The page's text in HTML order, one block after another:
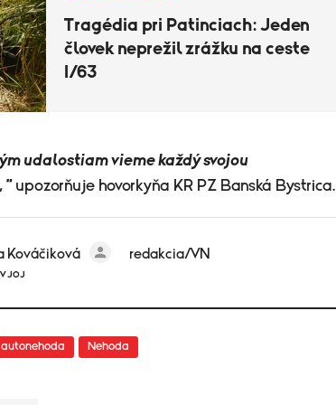
Tragédia pri Patinciach: Jeden
človek neprežil zrážku na ceste
I/63
udalostiam vieme každý svojou
"upozorňuje hovorkyňa KR PZ Banská Bystrica.
Kováčiková redakcia/VN
JOJ
autonehoda Nehoda